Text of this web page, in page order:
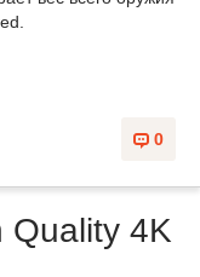
0
Quality 4K